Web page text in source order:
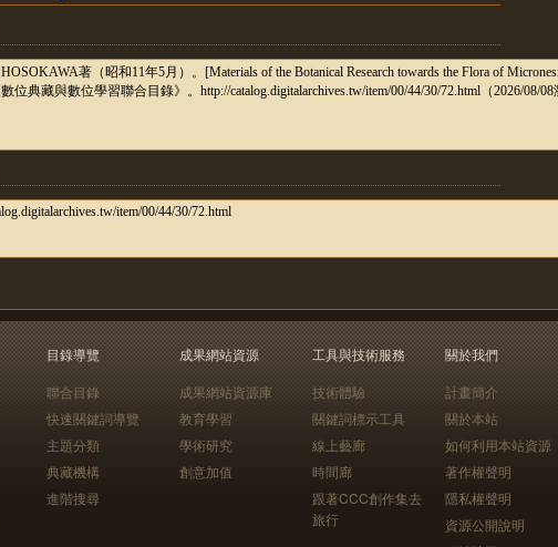
目錄導覽
聯合目錄
快速關鍵詞導覽
主題分類
典藏機構
進階搜尋
成果網站資源
成果網站資源庫
教育學習
學術研究
創意加值
工具與技術服務
技術體驗
關鍵詞標示工具
線上藝廊
時間廊
跟著CCC創作集去
旅行
關於我們
計畫簡介
關於本站
如何利用本站資源
著作權聲明
隱私權聲明
資源公開說明